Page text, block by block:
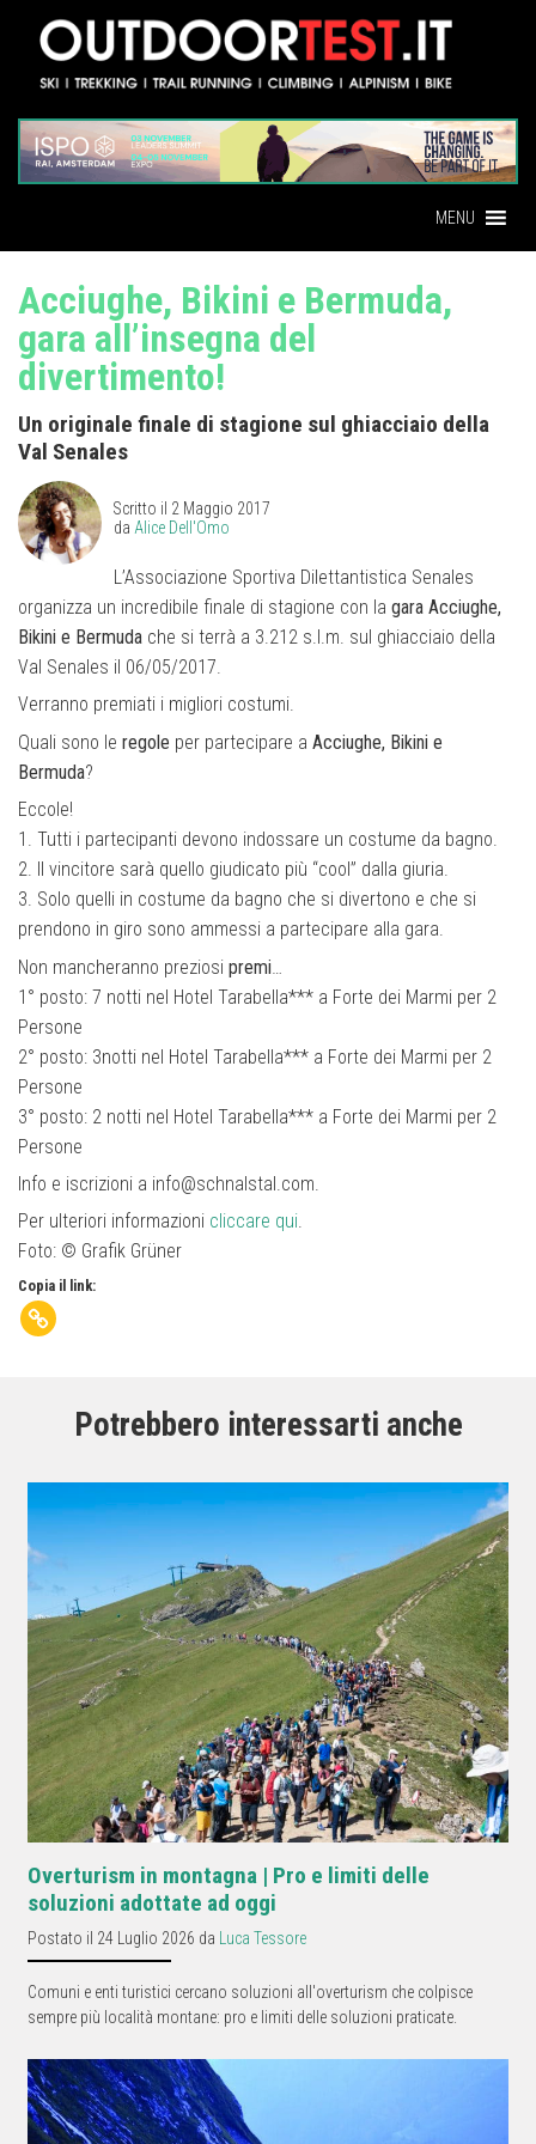
MENU
Acciughe, Bikini e Bermuda,
gara all’insegna del
divertimento!
Un originale finale di stagione sul ghiacciaio della
Val Senales
Scritto il 2 Maggio 2017
da Alice Dell'Omo
L’Associazione Sportiva Dilettantistica Senales
organizza un incredibile finale di stagione con la gara Acciughe,
Bikini e Bermuda che si terrà a 3.212 s.l.m. sul ghiacciaio della
Val Senales il 06/05/2017.
Verranno premiati i migliori costumi.
Quali sono le regole per partecipare a Acciughe, Bikini e
Bermuda?
Eccole!
1. Tutti i partecipanti devono indossare un costume da bagno.
2. Il vincitore sarà quello giudicato più “cool” dalla giuria.
3. Solo quelli in costume da bagno che si divertono e che si
prendono in giro sono ammessi a partecipare alla gara.
Non mancheranno preziosi premi
1° posto: 7 notti nel Hotel Tarabella*** a Forte dei Marmi per 2
Persone
2° posto: 3notti nel Hotel Tarabella*** a Forte dei Marmi per 2
Persone
3° posto: 2 notti nel Hotel Tarabella*** a Forte dei Marmi per 2
Persone
Info e iscrizioni a info@schnalstal.com.
Per ulteriori informazioni cliccare qui.
Foto: © Grafik Grüner
Copia il link:
Potrebbero interessarti anche
Overturism in montagna | Pro e limiti delle
soluzioni adottate ad oggi
Postato il 24 Luglio 2026 da Luca Tessore
Comuni e enti turistici cercano soluzioni all'overturism che colpisce
sempre più località montane: pro e limiti delle soluzioni praticate.